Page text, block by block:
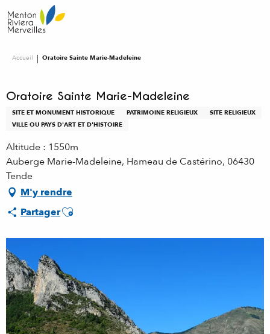
au
contenu
Accueil Oratoire Sainte Marie-Madeleine
Oratoire Sainte Marie-Madeleine
SITE ET MONUMENT HISTORIQUE PATRIMOINE RELIGIEUX
SITE RELIGIEUX
VILLE OU PAYS D'ART ET D'HISTOIRE
Altitude : 1550m
Auberge Marie-Madeleine, Hameau de Castérino, 06430
Tende
M'y rendre
PartagerAjouter aux favoris